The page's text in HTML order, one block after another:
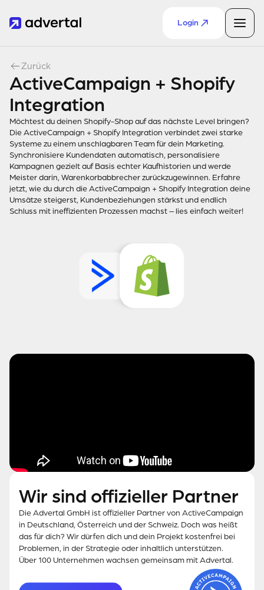
Login
Zurück
ActiveCampaign + Shopify
Integration
Möchtest du deinen Shopify-Shop auf das nächste Level bringen?
Die ActiveCampaign + Shopify Integration verbindet zwei starke
Systeme zu einem unschlagbaren Team für dein Marketing.
Synchronisiere Kundendaten automatisch, personalisiere
Kampagnen gezielt auf Basis echter Kaufhistorien und werde
Meister darin, Warenkorbabbrecher zurückzugewinnen. Erfahre
jetzt, wie du durch die ActiveCampaign + Shopify Integration deine
Umsätze steigerst, Kundenbeziehungen stärkst und endlich
Schluss mit ineffizienten Prozessen machst – lies einfach weiter!
Wir sind offizieller Partner
Die Advertal GmbH ist offizieller Partner von ActiveCampaign
in Deutschland, Österreich und der Schweiz. Doch was heißt
das für dich? Wir dürfen dich und dein Projekt kostenfrei bei
Problemen, in der Strategie oder inhaltlich unterstützen.
Über 100 Unternehmen wachsen gemeinsam mit Advertal.